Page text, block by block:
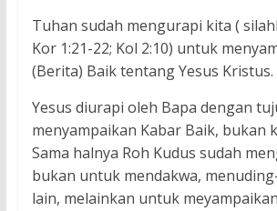
Tuhan sudah mengurapi kita (
Kor 1:21-22; Kol 2:10) untuk
(Berita) Baik tentang Yesus Kristus.
Yesus diurapi oleh Bapa dengan
menyampaikan Kabar Baik, bukan
Sama halnya Roh Kudus sudah
bukan untuk mendakwa,
lain, melainkan untuk